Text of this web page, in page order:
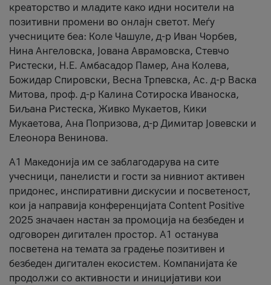
креаторство и младите како идни носители на
позитивни промени во онлајн светот. Меѓу
учесниците беа: Коле Чашуле, д-р Иван Чорбев,
Нина Ангеловска, Јована Аврамовска, Стевчо
Ристески, Н.Е. Амбасадор Памер, Ана Колева,
Божидар Спировски, Весна Трпевска, Ас. д-р Васка
Митова, проф. д-р Калина Сотироска Иваноска,
Биљана Ристеска, Живко Мукаетов, Кики
Мукаетова, Ана Попризова, д-р Димитар Јовевски и
Елеонора Венинова.
А1 Македонија им се заблагодарува на сите
учесници, панелисти и гости за нивниот активен
придонес, инспиративни дискусии и посветеност,
кои ја направија конференцијата Content Positive
2025 значаен настан за промоција на безбеден и
одговорен дигитален простор. А1 останува
посветена на темата за градење позитивен и
безбеден дигитален екосистем. Компанијата ќе
продолжи со активности и иницијативи кои